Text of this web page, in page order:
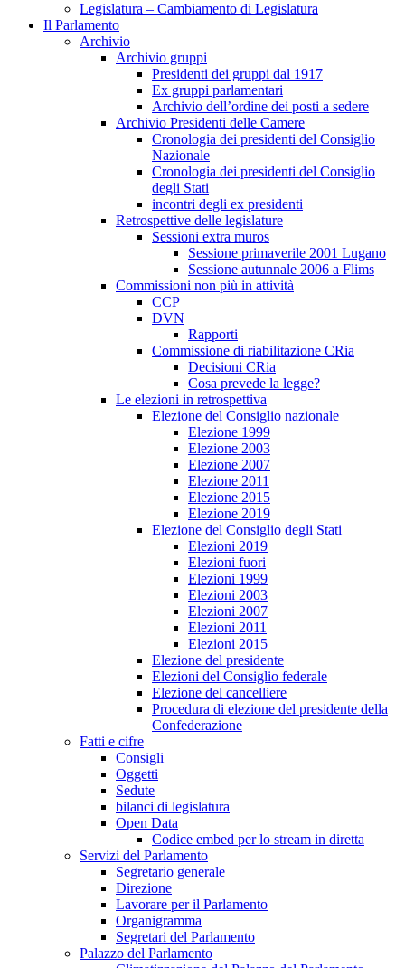
Legislatura – Cambiamento di Legislatura
Il Parlamento
Archivio
Archivio gruppi
Presidenti dei gruppi dal 1917
Ex gruppi parlamentari
Archivio dell’ordine dei posti a sedere
Archivio Presidenti delle Camere
Cronologia dei presidenti del Consiglio
Nazionale
Cronologia dei presidenti del Consiglio
degli Stati
incontri degli ex presidenti
Retrospettive delle legislature
Sessioni extra muros
Sessione primaverile 2001 Lugano
Sessione autunnale 2006 a Flims
Commissioni non più in attività
CCP
DVN
Rapporti
Commissione di riabilitazione CRia
Decisioni CRia
Cosa prevede la legge?
Le elezioni in retrospettiva
Elezione del Consiglio nazionale
Elezione 1999
Elezione 2003
Elezione 2007
Elezione 2011
Elezione 2015
Elezione 2019
Elezione del Consiglio degli Stati
Elezioni 2019
Elezioni fuori
Elezioni 1999
Elezioni 2003
Elezioni 2007
Elezioni 2011
Elezioni 2015
Elezione del presidente
Elezioni del Consiglio federale
Elezione del cancelliere
Procedura di elezione del presidente della
Confederazione
Fatti e cifre
Consigli
Oggetti
Sedute
bilanci di legislatura
Open Data
Codice embed per lo stream in diretta
Servizi del Parlamento
Segretario generale
Direzione
Lavorare per il Parlamento
Organigramma
Segretari del Parlamento
Palazzo del Parlamento